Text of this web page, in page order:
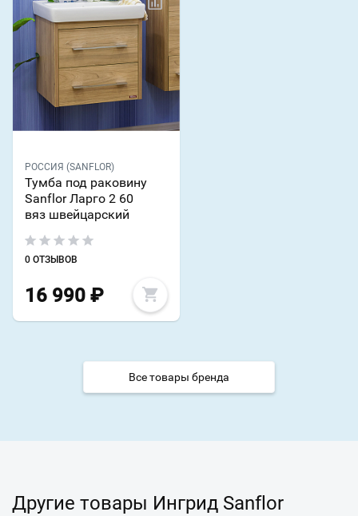
РОССИЯ (SANFLOR)
Тумба под раковину
Sanflor Ларго 2 60
вяз швейцарский
0 ОТЗЫВОВ
16 990 ₽
Все товары бренда
Другие товары Ингрид Sanflor